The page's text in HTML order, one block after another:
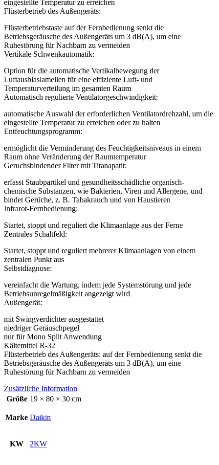
eingestellte Temperatur zu erreichen
Flüsterbetrieb des Außengeräts:
Flüsterbetriebstaste auf der Fernbedienung senkt die
Betriebsgeräusche des Außengeräts um 3 dB(A), um eine
Ruhestörung für Nachbarn zu vermeiden
Vertikale Schwenkautomatik:
Option für die automatische Vertikalbewegung der
Luftausblaslamellen für eine effiziente Luft- und
Temperaturverteilung im gesamten Raum
Automatisch regulierte Ventilatorgeschwindigkeit:
automatische Auswahl der erforderlichen Ventilatordrehzahl, um die
eingestellte Temperatur zu erreichen oder zu halten
Entfeuchtungsprogramm:
ermöglicht die Verminderung des Feuchtigkeitsniveaus in einem
Raum ohne Veränderung der Raumtemperatur
Geruchsbindender Filter mit Titanapatit:
erfasst Staubpartikel und gesundheitsschädliche organisch-
chemische Substanzen, wie Bakterien, Viren und Allergene, und
bindet Gerüche, z. B. Tabakrauch und von Haustieren
Infrarot-Fernbedienung:
Startet, stoppt und reguliert die Klimaanlage aus der Ferne
Zentrales Schaltfeld:
Startet, stoppt und reguliert mehrerer Klimaanlagen von einem
zentralen Punkt aus
Selbstdiagnose:
vereinfacht die Wartung, indem jede Systemstörung und jede
Betriebsunregelmäßigkeit angezeigt wird
Außengerät:
mit Swingverdichter ausgestattet
niedriger Geräuschpegel
nur für Mono Split Anwendung
Kältemittel R-32
Flüsterbetrieb des Außengeräts: auf der Fernbedienung senkt die
Betriebsgeräusche des Außengeräts um 3 dB(A), um eine
Ruhestörung für Nachbarn zu vermeiden
Zusätzliche Information
Größe 19 × 80 × 30 cm
Marke Daikin
KW 2KW